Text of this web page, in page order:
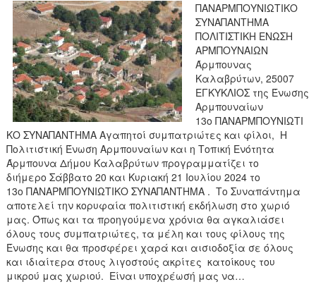
ΠΑΝΑΡΜΠΟΥΝΙΩΤΙΚΟ
ΣΥΝΑΠΑΝΤΗΜΑ
ΠΟΛΙΤΙΣΤΙΚΗ ΕΝΩΣΗ
ΑΡΜΠΟΥΝΑΙΩΝ
Άρμπουνας
Καλαβρύτων, 25007
ΕΓΚΥΚΛΙΟΣ της Ένωσης
Αρμπουναίων
13ο ΠΑΝΑΡΜΠΟΥΝΙΩΤΙ
ΚΟ ΣΥΝΑΠΑΝΤΗΜΑ Αγαπητοί συμπατριώτες και φίλοι, Η
Πολιτιστική Ένωση Αρμπουναίων και η Τοπική Ενότητα
Άρμπουνα Δήμου Καλαβρύτων προγραμματίζει το
διήμερο Σάββατο 20 και Κυριακή 21 Ιουλίου 2024 το
13ο ΠΑΝΑΡΜΠΟΥΝΙΩΤΙΚΟ ΣΥΝΑΠΑΝΤΗΜΑ . Το Συναπάντημα
αποτελεί την κορυφαία πολιτιστική εκδήλωση στο χωριό
μας. Όπως και τα προηγούμενα χρόνια θα αγκαλιάσει
όλους τους συμπατριώτες, τα μέλη και τους φίλους της
Ένωσης και θα προσφέρει χαρά και αισιοδοξία σε όλους
και ιδιαίτερα στους λιγοστούς ακρίτες κατοίκους του
μικρού μας χωριού. Είναι υποχρέωσή μας να…